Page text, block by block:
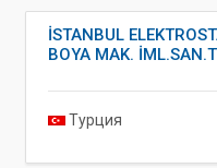
İSTANBUL
BOYA MAK.
Турция